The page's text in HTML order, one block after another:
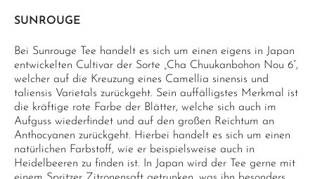
SUNROUGE
Bei Sunrouge Tee handelt es sich um einen eigens in Japan
entwickelten Cultivar der Sorte „Cha Chuukanbohon Nou 6“,
welcher auf die Kreuzung eines Camellia sinensis und
taliensis Varietals zurückgeht. Sein auffälligstes Merkmal ist
die kräftige rote Farbe der Blätter, welche sich auch im
Aufguss wiederfindet und auf den großen Reichtum an
Anthocyanen zurückgeht. Hierbei handelt es sich um einen
natürlichen Farbstoff, wie er beispielsweise auch in
Heidelbeeren zu finden ist. In Japan wird der Tee gerne mit